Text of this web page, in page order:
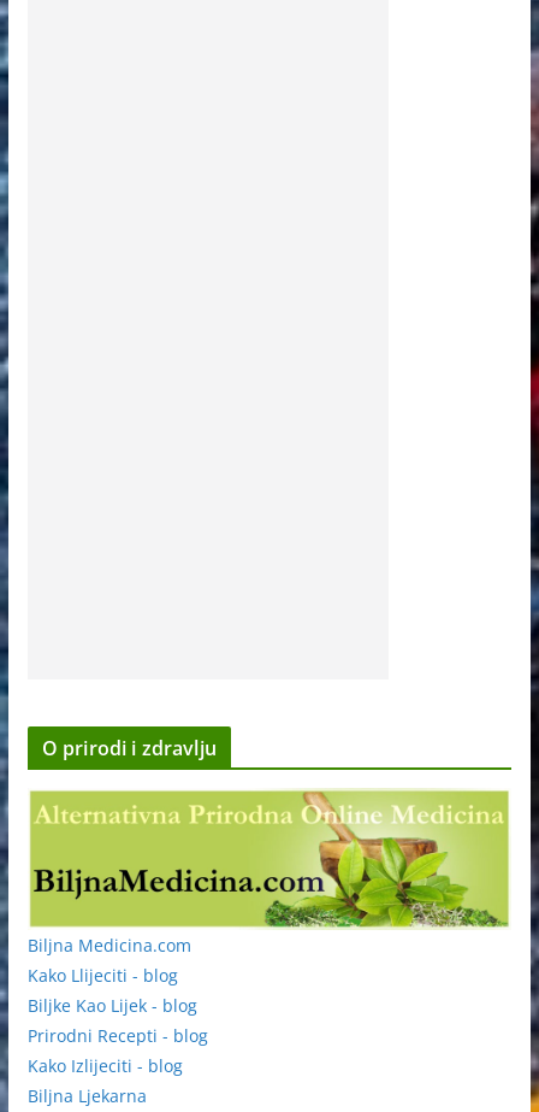
O prirodi i zdravlju
Biljna Medicina.com
Kako Llijeciti - blog
Biljke Kao Lijek - blog
Prirodni Recepti - blog
Kako Izlijeciti - blog
Biljna Ljekarna